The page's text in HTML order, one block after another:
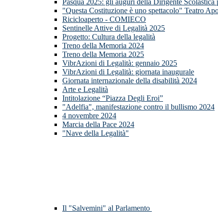
Pasqua 2025: gli auguri della Dirigente Scolastica
"Questa Costituzione è uno spettacolo" Teatro
Ricicloaperto - COMIECO
Sentinelle Attive di Legalità 2025
Progetto: Cultura della legalità
Treno della Memoria 2024
Treno della Memoria 2025
VibrAzioni di Legalità: gennaio 2025
VibrAzioni di Legalità: giornata inaugurale
Giornata internazionale della disabilità 2024
Arte e Legalità
Intitolazione “Piazza Degli Eroi”
"Adelfia", manifestazione contro il bullismo 2024
4 novembre 2024
Marcia della Pace 2024
"Nave della Legalità"
Il "Salvemini" al Parlamento